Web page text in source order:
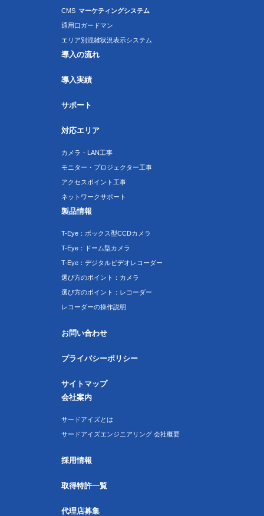
CMS マーケティングシステム
通用口ガードマン
エリア別混雑状況表示システム
導入の流れ
導入実績
サポート
対応エリア
カメラ・LAN工事
モニター・プロジェクター工事
アクセスポイント工事
ネットワークサポート
製品情報
T-Eye：ボックス型CCDカメラ
T-Eye：ドーム型カメラ
T-Eye：デジタルビデオレコーダー
選び方のポイント：カメラ
選び方のポイント：レコーダー
レコーダーの操作説明
お問い合わせ
プライバシーポリシー
サイトマップ
会社案内
サードアイズとは
サードアイズエンジニアリング 会社概要
採用情報
取得特許一覧
代理店募集